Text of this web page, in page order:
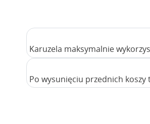
Karuzela maksymalnie
Po wysunięciu przednich koszy